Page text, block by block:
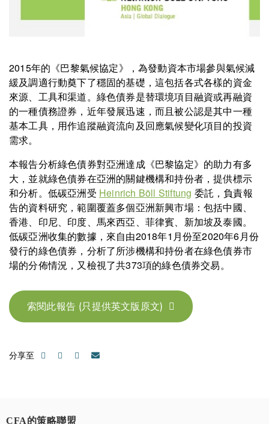
2015年的《巴黎氣候協定》，為發動資本市場參與氣候減
緩及調適行動奠下了穩固的基礎，這包括各式各樣的資金
來源、工具和渠道。綠色債券是替環境項目融資或再融資
的一種債務證券，近年發展迅速，而且被公認是其中一種
基本工具，用作追蹤融資流向及回應氣候變化項目的投資
需求。
本報告分析綠色債券對亞洲達成《巴黎協定》的助力有多
大，並就綠色債券在亞洲的關鍵機構和持份者，提供標示
和分析。低碳亞洲受 Heinrich Böll Stiftung 委託，負責報
告的資料研究，範圍覆蓋多個亞洲新興市場：包括中國、
香港、印尼、印度、馬來西亞、菲律賓、新加坡及泰國。
低碳亞洲收集的數據，來自由2018年1月份至2020年6月份
發行的綠色債券，分析了所涉機構和持份者在綠色債券市
場的分佈情況，又檢視了共373項的綠色債券交易。
索閱此報告 (只提供英文版原文)
分享至
CFA的策略聯盟